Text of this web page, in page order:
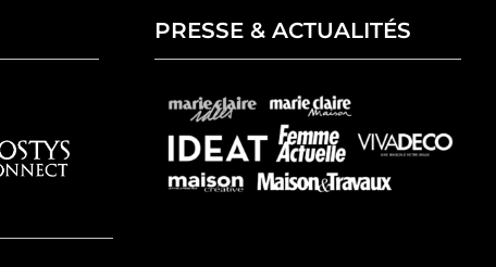
PRESSE & ACTUALITÉS